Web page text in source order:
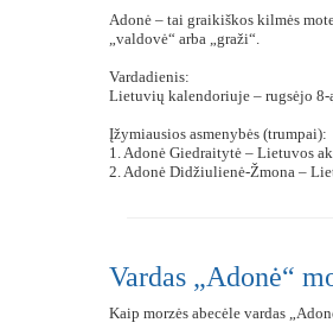
Adonė – tai graikiškos kilmės
„valdovė“ arba „graži“.
Vardadienis:
Lietuvių kalendoriuje – rugsėjo 8-
Įžymiausios asmenybės (trumpai):
1. Adonė Giedraitytė – Lietuvos
2. Adonė Didžiulienė-Žmona –
Vardas „Adonė“
Kaip morzės abecėle vardas